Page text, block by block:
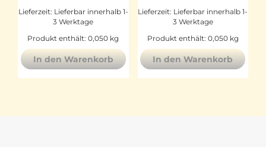
Lieferzeit: Lieferbar innerhalb 1-
3 Werktage
Produkt enthält: 0,050 kg
In den Warenkorb
Lieferzeit: Lieferbar innerhalb 1-
3 Werktage
Produkt enthält: 0,050 kg
In den Warenkorb